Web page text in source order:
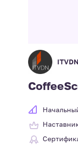
ITVDN